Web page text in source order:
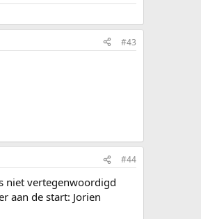
#43
#44
niet vertegenwoordigd
aan de start: Jorien